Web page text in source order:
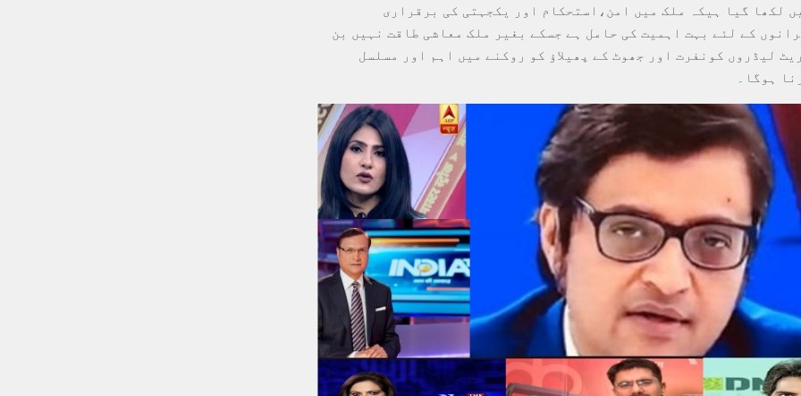
لکھا گیا ہیکہ ملک میں امن،استحکام اور یکجہتی کی برقراری
کے لئے بہت اہمیت کی حامل ہے جسکے بغیر ملک معاشی طاقت نہیں بن
لیڈروں کونفرت اور جھوٹ کے پھیلاؤ کو روکنے میں اہم اور مسلسل
ہوگا۔